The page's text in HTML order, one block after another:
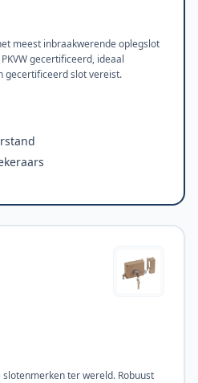
meest inbraakwerende oplegslot
gecertificeerd, ideaal
gecertificeerd slot vereist.
slotenmerken ter wereld. Robuust